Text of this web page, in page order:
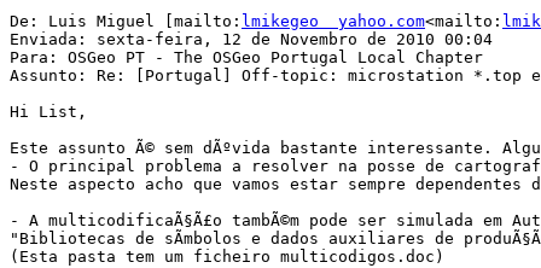
De: Luis Miguel [mailto: lmikegeo  yahoo.com<mailto:
Enviada: sexta-feira, 12 de Novembro de 2010 00:04
Para: OSGeo PT - The OSGeo Portugal Local Chapter
Assunto: Re: [Portugal] Off-topic: microstation *.top
Hi List,
Este assunto Ã© sem dÃºvida bastante interessante.
- O principal problema a resolver na posse de
Neste aspecto acho que vamos estar sempre
- A multicodificaÃ§Ã£o tambÃ©m pode ser simulada em
"Bibliotecas de sÃ­mbolos e dados auxiliares de
(Esta pasta tem um ficheiro multicodigos.doc)